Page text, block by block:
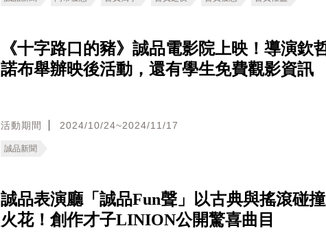
《十字路口的豬》誠品電影院上映！導演欽
諾布舉辦映後活動，還有學生免費觀影資訊
活動期間 2024/10/24~2024/11/17
誠品新聞
誠品表演廳「誠品Fun聲」以古典與搖滾碰
火花！創作才子LINION公開驚喜曲目